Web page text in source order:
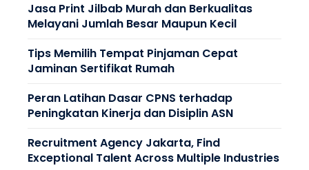
Jasa Print Jilbab Murah dan Berkualitas
Melayani Jumlah Besar Maupun Kecil
Tips Memilih Tempat Pinjaman Cepat
Jaminan Sertifikat Rumah
Peran Latihan Dasar CPNS terhadap
Peningkatan Kinerja dan Disiplin ASN
Recruitment Agency Jakarta, Find
Exceptional Talent Across Multiple Industries